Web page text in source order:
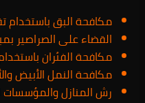
مكافحة البق باستخدام
القضاء على الصراصير
مكافحة الفئران
مكافحة النمل الأبيض
رش المنازل والمؤسسات